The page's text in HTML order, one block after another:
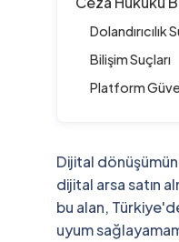
Dolandırıcılık
Bilişim Suçları
Platform
Dijital
dijital arsa satın
bu alan,
uyum